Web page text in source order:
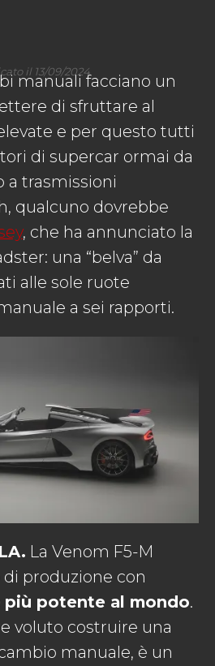
il 13/09/2024
manuali facciano un
di sfruttare al
e per questo tutti
di supercar ormai da
a trasmissioni
qualcuno dovrebbe
, che ha annunciato la
una “belva” da
alle sole ruote
a sei rapporti.
La Venom F5-M
di produzione con
più potente al mondo.
voluto costruire una
manuale, è un